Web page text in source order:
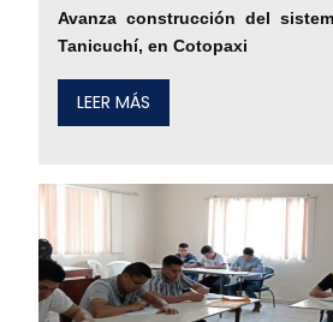
Avanza construcción del
Tanicuchí, en Cotopaxi
LEER MÁS